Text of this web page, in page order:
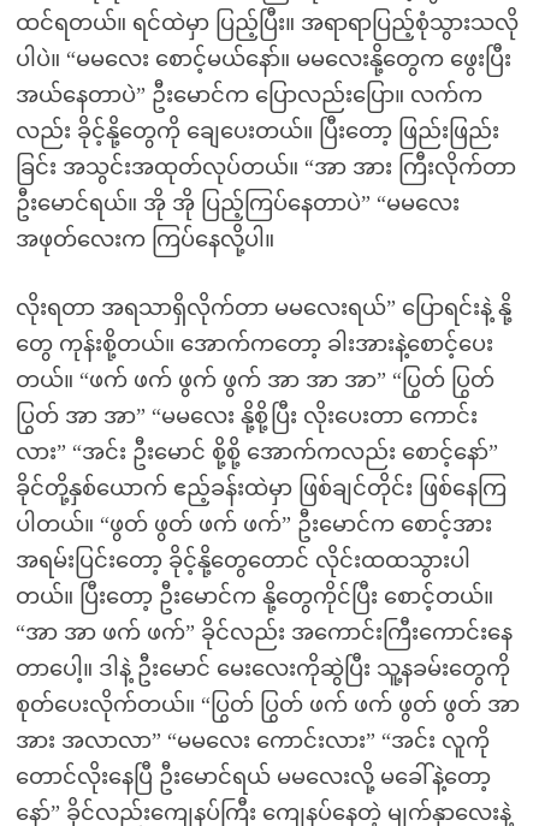
ထင်ရတယ်။ ရင်ထဲမှာ ပြည့်ပြီး။ အရာရာပြည့်စုံသွားသလို
ပါပဲ။ “မမလေး စောင့်မယ်နော်။ မမလေးနို့တွေက ဖွေးပြီး
အယ်နေတာပဲ” ဦးမောင်က ပြောလည်းပြော။ လက်က
လည်း ခိုင့်နို့တွေကို ချေပေးတယ်။ ပြီးတော့ ဖြည်းဖြည်း
ခြင်း အသွင်းအထုတ်လုပ်တယ်။ “အာ အား ကြီးလိုက်တာ
ဦးမောင်ရယ်။ အို အို ပြည့်ကြပ်နေတာပဲ” “မမလေး
အဖုတ်လေးက ကြပ်နေလို့ပါ။
လိုးရတာ အရသာရှိလိုက်တာ မမလေးရယ်” ပြောရင်းနဲ့ နို့
တွေ ကုန်းစို့တယ်။ အောက်ကတော့ ခါးအားနဲ့စောင့်ပေး
တယ်။ “ဖက် ဖက် ဖွက် ဖွက် အာ အာ အာ” “ပြွတ် ပြွတ်
ပြွတ် အာ အာ” “မမလေး နို့စို့ပြီး လိုးပေးတာ ကောင်း
လား” “အင်း ဦးမောင် စို့စို့ အောက်ကလည်း စောင့်နော်”
ခိုင်တို့နှစ်ယောက် ဧည့်ခန်းထဲမှာ ဖြစ်ချင်တိုင်း ဖြစ်နေကြ
ပါတယ်။ “ဖွတ် ဖွတ် ဖက် ဖက်” ဦးမောင်က စောင့်အား
အရမ်းပြင်းတော့ ခိုင့်နို့တွေတောင် လိုင်းထထသွားပါ
တယ်။ ပြီးတော့ ဦးမောင်က နို့တွေကိုင်ပြီး စောင့်တယ်။
“အာ အာ ဖက် ဖက်” ခိုင်လည်း အကောင်းကြီးကောင်းနေ
တာပေါ့။ ဒါနဲ့ ဦးမောင် မေးလေးကိုဆွဲပြီး သူ့နခမ်းတွေကို
စုတ်ပေးလိုက်တယ်။ “ပြွတ် ပြွတ် ဖက် ဖက် ဖွတ် ဖွတ် အာ
အား အလာလာ” “မမလေး ကောင်းလား” “အင်း လူကို
တောင်လိုးနေပြီ ဦးမောင်ရယ် မမလေးလို့ မခေါ်နဲ့တော့
နော်” ခိုင်လည်းကျေနပ်ကြီး ကျေနပ်နေတဲ့ မျက်နှာလေးနဲ့